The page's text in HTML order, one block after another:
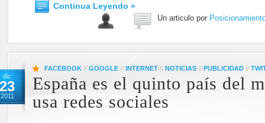
Continua Leyendo »
Un articulo por
dic
23
2011
FACEBOOK // GOOGLE // INTERNET // NOTICIAS // PUBLICIDAD //
España es el quinto país del
usa redes sociales